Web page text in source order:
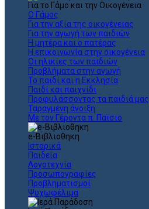
Για το Γάμο και την Οικογένεια
Ο Γάμος
Για την αξία της οικογένειας
Για την αγωγή των παιδιών
Η μητέρα και ο πατέρας
Η επικοινωνία στην οικογένεια
Οι ηλικίες των παιδιών
Προβλήματα στην αγωγή
Το παιδί και η Εκκλησία
Παιδί και παιχνίδι
Προφυλάσσοντας τα παιδιά μας
Ταραγμένη άνοιξη
Με τον Γέροντα π. Παϊσιο
e-Βιβλιοθηκη
Ιστορικά
Παιδεία
Λογοτεχνία
Προσωπογραφίες
Προβληματισμοί
Ψυχωφέλιμα